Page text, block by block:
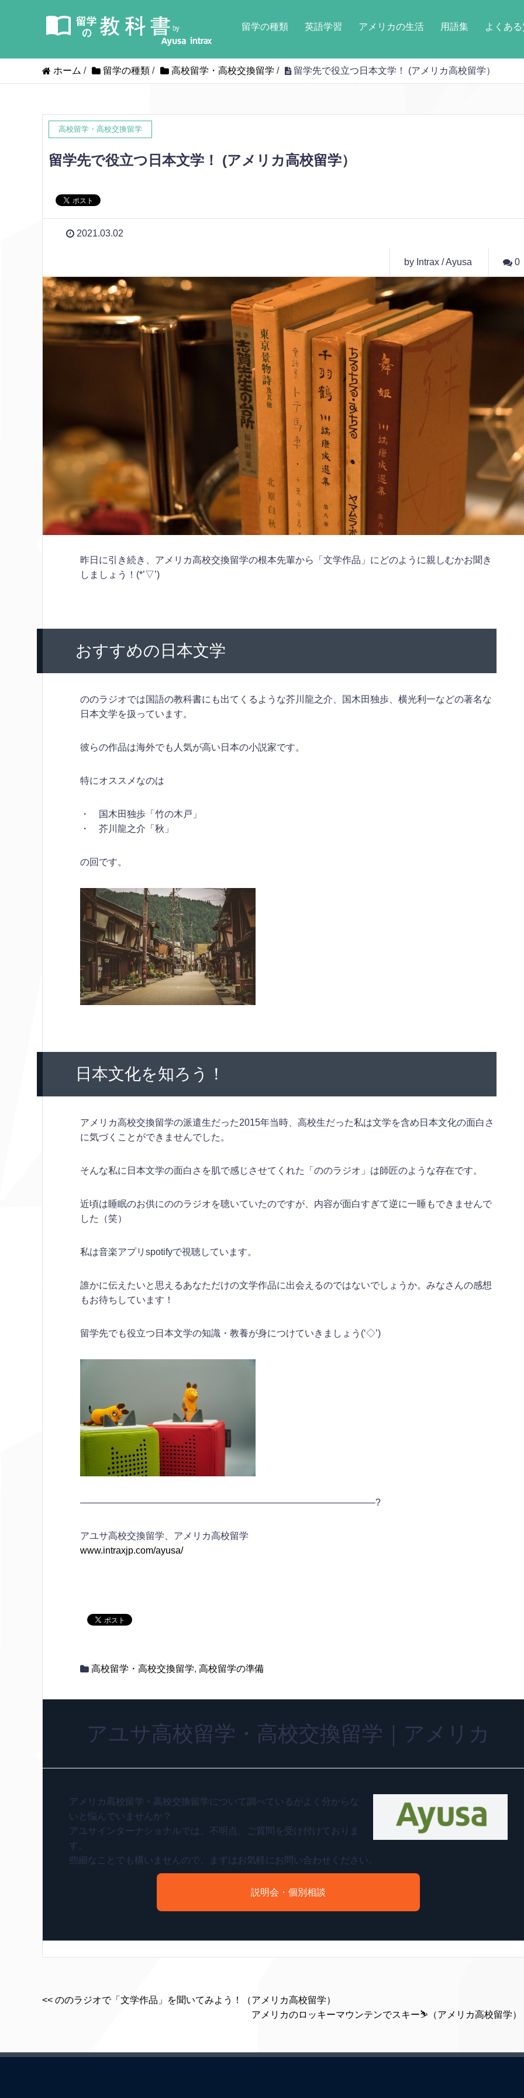
留学の種類 英語学習 アメリカの生活 用語集 よくあ
ホーム / 留学の種類 / 高校留学・高校交換留学 / 留学先で役立つ日本文学！ (アメリカ高校留学）
高校留学・高校交換留学
留学先で役立つ日本文学！ (アメリカ高校留学）
2021.03.02
by Intrax / Ayusa 0
昨日に引き続き、アメリカ高校交換留学の根本先輩から「文学作品」にどのように親しむかお聞き
しましょう！(*’▽’)
おすすめの日本文学
ののラジオでは国語の教科書にも出てくるような芥川龍之介、国木田独歩、横光利一などの著名な
日本文学を扱っています。
彼らの作品は海外でも人気が高い日本の小説家です。
特にオススメなのは
・ 国木田独歩「竹の木戸」
・ 芥川龍之介「秋」
の回です。
日本文化を知ろう！
アメリカ高校交換留学の派遣生だった2015年当時、高校生だった私は文学を含め日本文化の面白さ
に気づくことができませんでした。
そんな私に日本文学の面白さを肌で感じさせてくれた「ののラジオ」は師匠のような存在です。
近頃は睡眠のお供にののラジオを聴いていたのですが、内容が面白すぎて逆に一睡もできませんで
した（笑）
私は音楽アプリspotifyで視聴しています。
誰かに伝えたいと思えるあなただけの文学作品に出会えるのではないでしょうか。みなさんの感想
もお待ちしています！
留学先でも役立つ日本文学の知識・教養が身につけていきましょう(‘◇’)ゞ
———————————————————————————————–?
アユサ高校交換留学、アメリカ高校留学
www.intraxjp.com/ayusa/
高校留学・高校交換留学, 高校留学の準備
アユサ高校留学・高校交換留学｜アメリカ
アメリカ高校留学・高校交換留学について調べているがよく分からな
いと悩んでいませんか？
アユサインターナショナルでは、不明点、ご質問を受け付けておりま
す。
些細なことでも構いませんので、まずはお気軽にお問い合わせください。
説明会・個別相談
<< ののラジオで「文学作品」を聞いてみよう！（アメリカ高校留学）
アメリカのロッキーマウンテンでスキー⛷（アメリカ高校留学）